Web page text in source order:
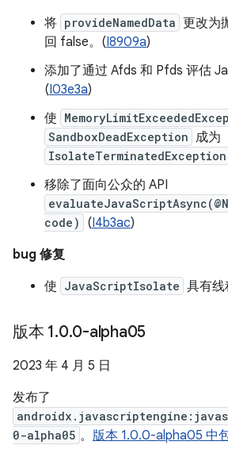
将 provideNamedData 更改为
回 false。(I8909a)
添加了通过 Afds 和 Pfds 评估
(I03e3a)
使
SandboxDeadException 成为
IsolateTerminatedException
移除了面向公众的 API
code)
(I4b3ac)
bug 修复
使 JavaScriptIsolate 具有
版本 1.0.0-alpha05
2023 年 4 月 5 日
发布了
0-alpha05 。 版本 1.0.0-alpha05 中